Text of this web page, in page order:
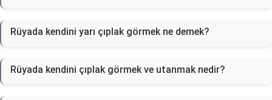
Rüyada kendini yarı çıplak görmek ne demek?
Rüyada kendini çıplak görmek ve utanmak nedir?